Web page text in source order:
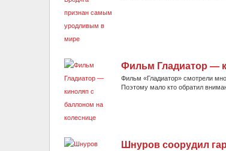
Фильм Гладиатор —
Фильм «Гладиатор» смотрели
Поэтому мало кто обратил
Шнуров соорудил